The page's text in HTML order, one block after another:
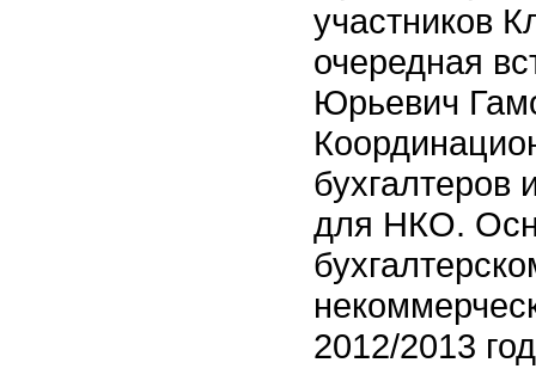
участников
очередная
Юрьевич
бухгалтеров
для НКО.
2012/2013